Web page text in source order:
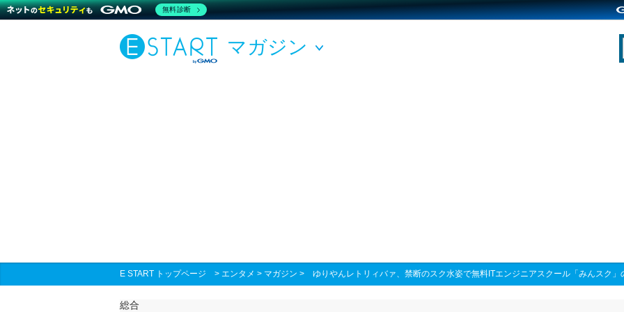
マガジン
E START トップページ > エンタメ > マガジン > ゆりやんレトリィバァ、禁断のスク水姿で無料ITエンジニアスクール「みんスク」
総合
無料診断